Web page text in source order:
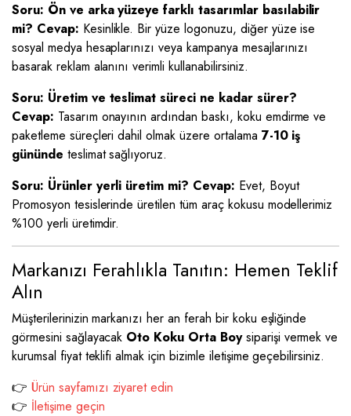
Soru: Ön ve arka yüzeye farklı tasarımlar basılabilir
mi? Cevap: Kesinlikle. Bir yüze logonuzu, diğer yüze ise
sosyal medya hesaplarınızı veya kampanya mesajlarınızı
basarak reklam alanını verimli kullanabilirsiniz.
Soru: Üretim ve teslimat süreci ne kadar sürer?
Cevap: Tasarım onayının ardından baskı, koku emdirme ve
paketleme süreçleri dahil olmak üzere ortalama 7-10 iş
gününde teslimat sağlıyoruz.
Soru: Ürünler yerli üretim mi? Cevap: Evet, Boyut
Promosyon tesislerinde üretilen tüm araç kokusu modellerimiz
%100 yerli üretimdir.
Markanızı Ferahlıkla Tanıtın: Hemen Teklif
Alın
Müşterilerinizin markanızı her an ferah bir koku eşliğinde
görmesini sağlayacak Oto Koku Orta Boysiparişi vermek ve
kurumsal fiyat teklifi almak için bizimle iletişime geçebilirsiniz.
👉 Ürün sayfamızı ziyaret edin
👉 İletişime geçin